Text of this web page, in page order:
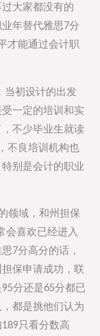
大家都没有的
年替代雅思7分
才能通过会计职
当初设计的出发
一定的培训和实
不少毕业生就读
不良培训机构也
别是会计的职业
领域，和州担保
会喜欢已经进入
7分高分的话，
保申请成功，联
分还是65分都已
都是挑他们认为
只看分数高